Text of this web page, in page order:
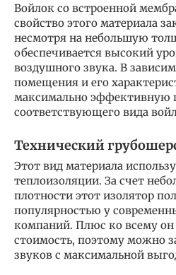
Войлок со встроенной
свойство этого материала
несмотря на небольшую
обеспечивается высокий
воздушного звука. В
помещения и его
максимально эффективную
соответствующего вида
Технический
Этот вид материала
теплоизоляции. За счет
плотности этот изолятор
популярностью у
компаний. Плюс ко всему
стоимость, поэтому можно
звуков с максимальной